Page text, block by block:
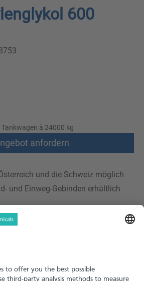
600
Tankwagen à 24000 kg
anfordern
und die Schweiz möglich
und Einweg-Gebinden erhältlich
Merkmale